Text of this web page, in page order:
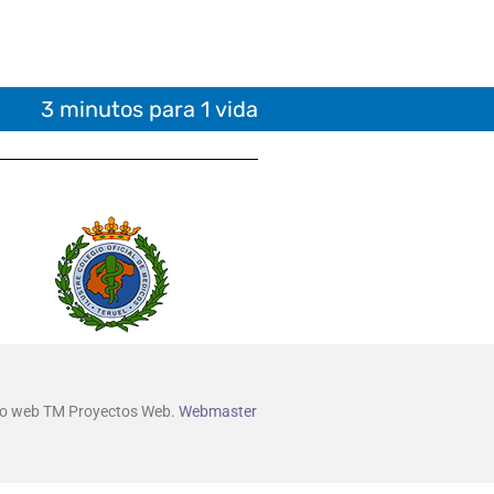
3 minutos para 1 vida
web TM Proyectos Web. Webmaster